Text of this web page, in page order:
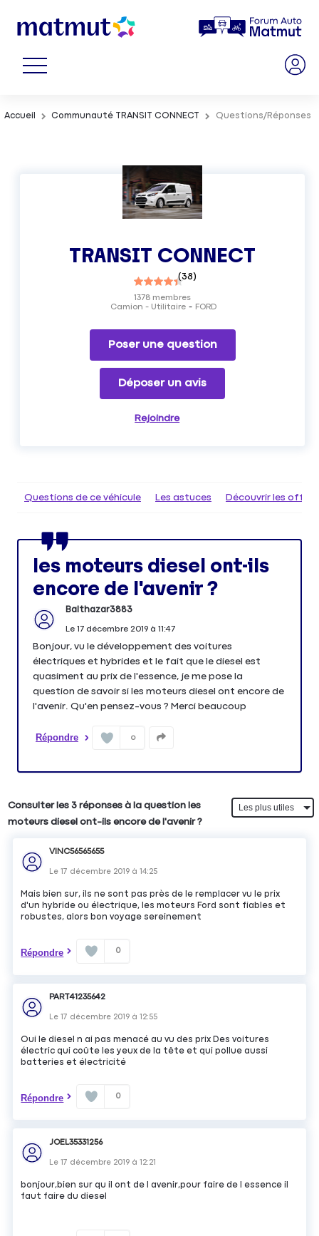
Accueil Communauté TRANSIT CONNECT Questions/Réponses
TRANSIT CONNECT
(38)
Camion - Utilitaire FORD
1378 membres
Poser une question
Déposer un avis
Rejoindre
Questions de ce véhicule Les astuces Découvrir les
les moteurs diesel ont-ils
encore de l'avenir ?
Balthazar3883
Le 17 décembre 2019à 11:47
Bonjour, vu le développement des voitures
électriques et hybrides et le fait que le diesel est
quasiment au prix de l'essence, je me pose la
question de savoir si les moteurs diesel ont encore de
l'avenir. Qu'en pensez-vous ? Merci beaucoup
Répondre 0
Consulter les 3 réponses à la question les
moteurs diesel ont-ils encore de l'avenir ?
VINC56565655
Le17 décembre 2019 à14:25
Mais bien sur, ils ne sont pas près de le remplacer vu le prix
d'un hybride ou électrique, les moteurs Ford sont fiables et
robustes, alors bon voyage sereinement
Répondre 0
PART41235642
Le17 décembre 2019 à12:55
Oui le diesel n ai pas menacé au vu des prix Des voitures
électric qui coûte les yeux de la tête et qui pollue aussi
batteries et électricité
Répondre 0
JOEL35331256
Le17 décembre 2019 à12:21
bonjour,bien sur qu il ont de l avenir,pour faire de l essence il
faut faire du diesel